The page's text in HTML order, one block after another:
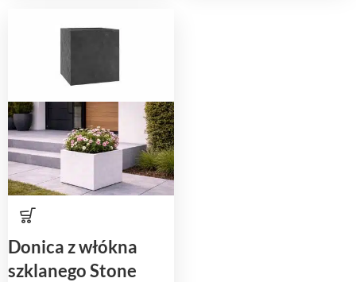
Donica z włókna
szklanego Stone